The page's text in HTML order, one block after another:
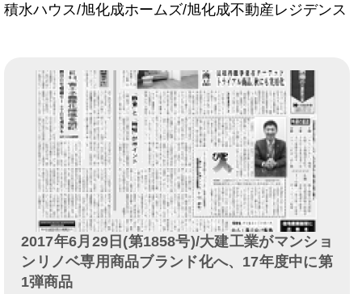
積水ハウス/旭化成ホームズ/旭化成不動産レジデンス
2017年6月29日(第1858号)/大建工業がマンショ
ンリノベ専用商品ブランド化へ、17年度中に第
1弾商品